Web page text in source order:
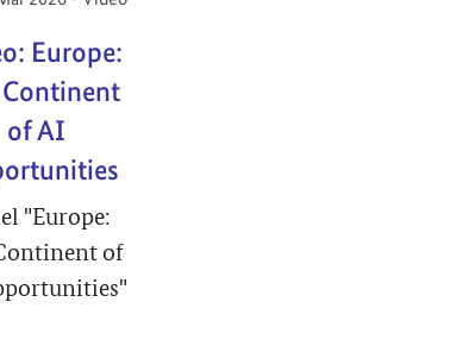
Europe:
of AI
"Europe:
of